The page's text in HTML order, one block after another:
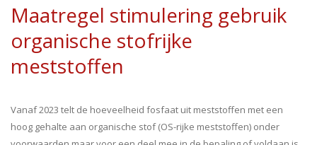
Maatregel stimulering gebruik
organische stofrijke
meststoffen
Vanaf 2023 telt de hoeveelheid fosfaat uit meststoffen met een
hoog gehalte aan organische stof (OS-rijke meststoffen) onder